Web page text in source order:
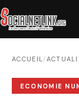
ACCUEIL/
ECONOMIE